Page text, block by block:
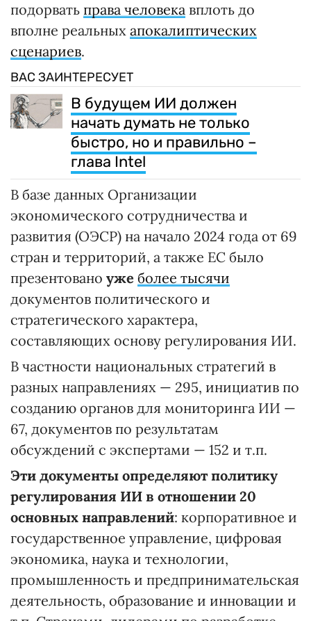
подорвать права человека вплоть до
вполне реальных апокалиптических
сценариев.
ВАС ЗАИНТЕРЕСУЕТ
В будущем ИИ должен
начать думать не только
быстро, но и правильно –
глава Intel
В базе данных Организации
экономического сотрудничества и
развития (ОЭСР) на начало 2024 года от 69
стран и территорий, а также ЕС было
презентовано уже более тысячи
документов политического и
стратегического характера,
составляющих основу регулирования ИИ.
В частности национальных стратегий в
разных направлениях — 295, инициатив по
созданию органов для мониторинга ИИ —
67, документов по результатам
обсуждений с экспертами — 152 и т.п.
Эти документы определяют политику
регулирования ИИ в отношении 20
основных направлений: корпоративное и
государственное управление, цифровая
экономика, наука и технологии,
промышленность и предпринимательская
деятельность, образование и инновации и